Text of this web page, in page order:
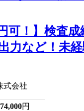
可！】検査
力など！未
式会社
円